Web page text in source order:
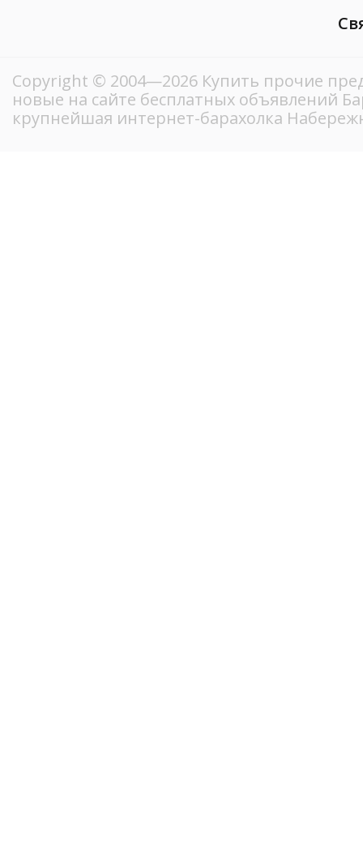
Copyright © 2004—2026 Купить прочие
новые на сайте бесплатных объявлений
крупнейшая интернет-барахолка